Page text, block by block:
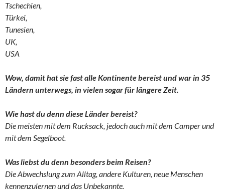
Tschechien,
Türkei,
Tunesien,
UK,
USA
Wow, damit hat sie fast alle Kontinente bereist und war in 35
Ländern unterwegs, in vielen sogar für längere Zeit.
Wie hast du denn diese Länder bereist?
Die meisten mit dem Rucksack, jedoch auch mit dem Camper und
mit dem Segelboot.
Was liebst du denn besonders beim Reisen?
Die Abwechslung zum Alltag, andere Kulturen, neue Menschen
kennenzulernen und das Unbekannte.